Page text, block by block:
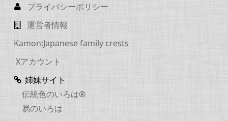
プライバシーポリシー
運営者情報
Kamon:Japanese family crests
Xアカウント
姉妹サイト
伝統色のいろは®
易のいろは